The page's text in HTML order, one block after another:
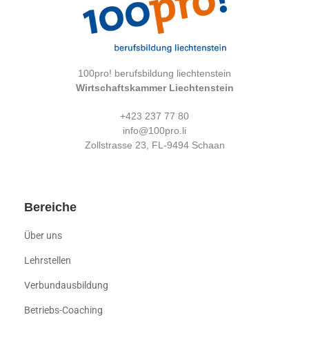
100pro! berufsbildung liechtenstein
Wirtschaftskammer Liechtenstein
+423 237 77 80
info@100pro.li
Zollstrasse 23, FL-9494 Schaan
Bereiche
Über uns
Lehrstellen
Verbundausbildung
Betriebs-Coaching